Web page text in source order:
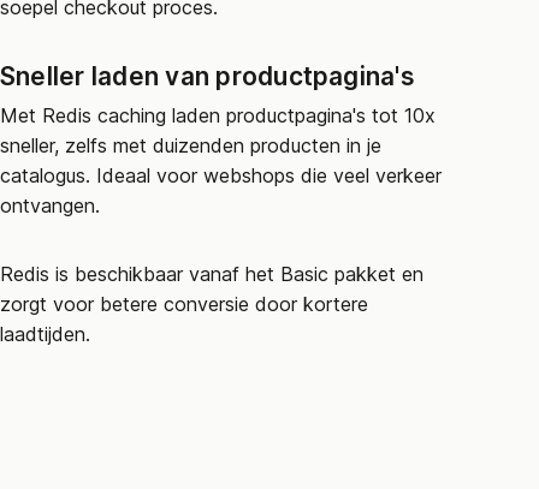
soepel checkout proces.
Sneller laden van productpagina's
Met Redis caching laden productpagina's tot 10x
sneller, zelfs met duizenden producten in je
catalogus. Ideaal voor webshops die veel verkeer
ontvangen.
Redis is beschikbaar vanaf het Basic pakket en
zorgt voor betere conversie door kortere
laadtijden.